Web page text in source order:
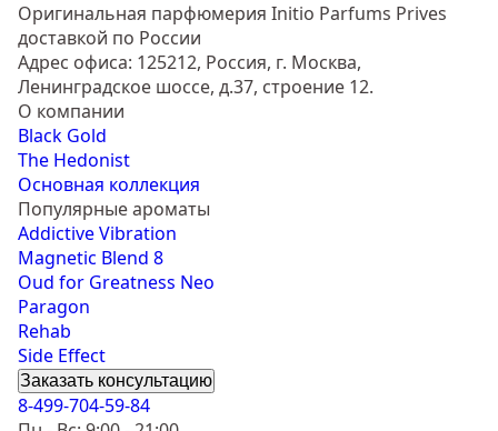
Оригинальная парфюмерия Initio Parfums Prives
доставкой по России
Адрес офиса: 125212, Россия, г. Москва,
Ленинградское шоссе, д.37, строение 12.
О компании
Black Gold
The Hedonist
Основная коллекция
Популярные ароматы
Addictive Vibration
Magnetic Blend 8
Oud for Greatness Neo
Paragon
Rehab
Side Effect
Заказать консультацию
8-499-704-59-84